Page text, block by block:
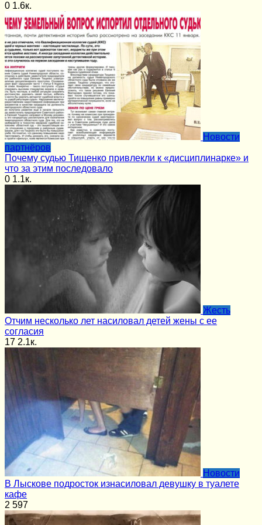
0 1.6к.
Новости
партнёров
Почему судью Тищенко привлекли к «дисциплинарке» и
что за этим последовало
0 1.1к.
Жесть
Отчим несколько лет насиловал детей жены с ее
согласия
17 2.1к.
Новости
В Лыскове подросток изнасиловал девушку в туалете
кафе
2 597